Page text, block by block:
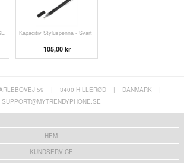
Kapacitiv Styluspenna - Svart
105,00 kr
59 | 3400 HILLERØD | DANMARK
|
SUPPORT@MYTRENDYPHONE.SE
HEM
KUNDSERVICE